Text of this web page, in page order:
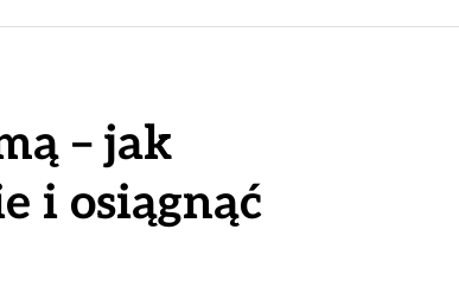
– jak
i osiągnąć